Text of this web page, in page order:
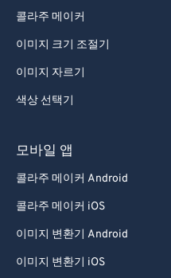
콜라주 메이커
이미지 크기 조절기
이미지 자르기
색상 선택기
모바일 앱
콜라주 메이커 Android
콜라주 메이커 iOS
이미지 변환기 Android
이미지 변환기 iOS